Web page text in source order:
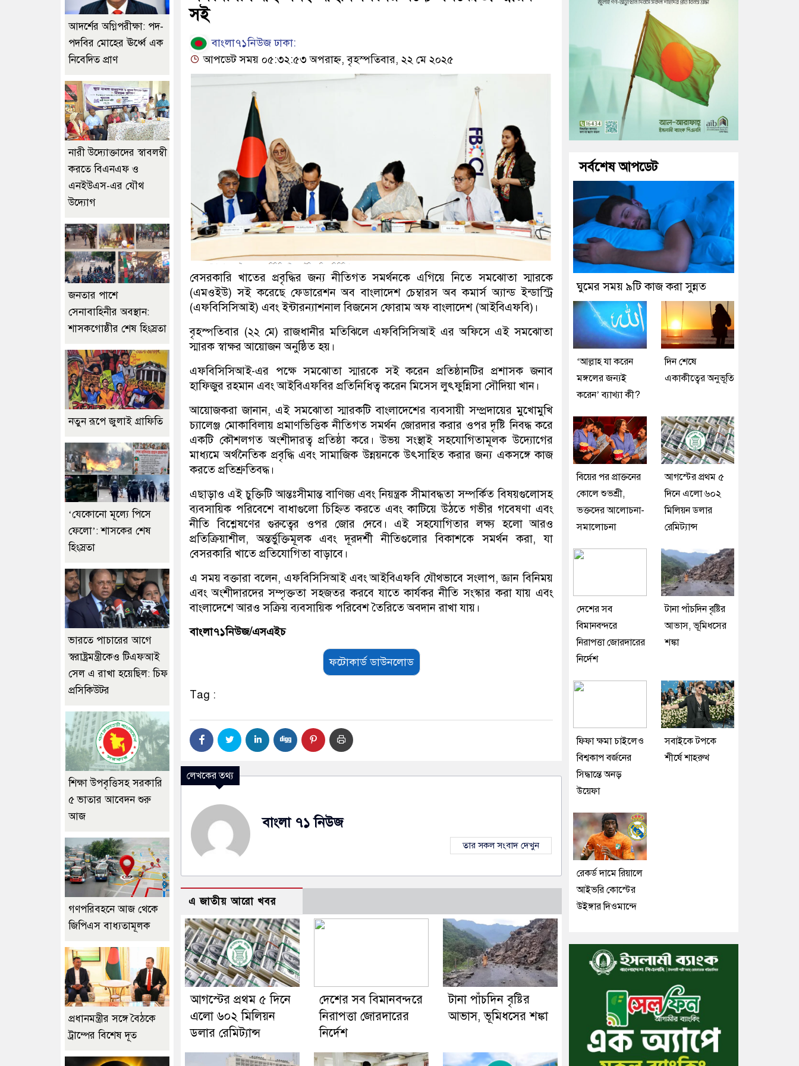
সই
বাংলা৭১নিউজ ঢাকা:
আপডেট সময় ০৫:৩২:৫৩ অপরাহ্ন, বৃহস্পতিবার, ২২ মে ২০২৫
বেসরকারি খাতের প্রবৃদ্ধির জন্য নীতিগত সমর্থনকে এগিয়ে নিতে সমঝোতা স্মারকে
(এমওইউ) সই করেছে ফেডারেশন অব বাংলাদেশ চেম্বারস অব কমার্স অ্যান্ড ইন্ডাস্ট্রি
(এফবিসিসিআই) এবং ইন্টারন্যাশনাল বিজনেস ফোরাম অফ বাংলাদেশ (আইবিএফবি)।
বৃহস্পতিবার (২২ মে) রাজধানীর মতিঝিলে এফবিসিসিআই এর অফিসে এই সমঝোতা
স্মারক স্বাক্ষর আয়োজন অনুষ্ঠিত হয়।
এফবিসিসিআই-এর পক্ষে সমঝোতা স্মারকে সই করেন প্রতিষ্ঠানটির প্রশাসক জনাব
হাফিজুর রহমান এবং আইবিএফবির প্রতিনিধিত্ব করেন মিসেস লুৎফুন্নিসা সৌদিয়া খান।
আয়োজকরা জানান, এই সমঝোতা স্মারকটি বাংলাদেশের ব্যবসায়ী সম্প্রদায়ের মুখোমুখি
চ্যালেঞ্জ মোকাবিলায় প্রমাণভিত্তিক নীতিগত সমর্থন জোরদার করার ওপর দৃষ্টি নিবদ্ধ করে
একটি কৌশলগত অংশীদারত্ব প্রতিষ্ঠা করে। উভয় সংস্থাই সহযোগিতামূলক উদ্যোগের
মাধ্যমে অর্থনৈতিক প্রবৃদ্ধি এবং সামাজিক উন্নয়নকে উৎসাহিত করার জন্য একসঙ্গে কাজ
করতে প্রতিশ্রুতিবদ্ধ।
এছাড়াও এই চুক্তিটি আন্তঃসীমান্ত বাণিজ্য এবং নিয়ন্ত্রক সীমাবদ্ধতা সম্পর্কিত বিষয়গুলোসহ
ব্যবসায়িক পরিবেশে বাধাগুলো চিহ্নিত করতে এবং কাটিয়ে উঠতে গভীর গবেষণা এবং
নীতি বিশ্লেষণের গুরুত্বের ওপর জোর দেবে। এই সহযোগিতার লক্ষ্য হলো আরও
প্রতিক্রিয়াশীল, অন্তর্ভুক্তিমূলক এবং দূরদর্শী নীতিগুলোর বিকাশকে সমর্থন করা, যা
বেসরকারি খাতে প্রতিযোগিতা বাড়াবে।
এ সময় বক্তারা বলেন, এফবিসিসিআই এবং আইবিএফবি যৌথভাবে সংলাপ, জ্ঞান বিনিময়
এবং অংশীদারদের সম্পৃক্ততা সহজতর করবে যাতে কার্যকর নীতি সংস্কার করা যায় এবং
বাংলাদেশে আরও সক্রিয় ব্যবসায়িক পরিবেশ তৈরিতে অবদান রাখা যায়।
বাংলা৭১নিউজ/এসএইচ
ফটোকার্ড ডাউনলোড
Tag :
লেখকের তথ্য
বাংলা ৭১ নিউজ
তার সকল সংবাদ দেখুন
এ জাতীয় আরো খবর
আগস্টের প্রথম ৫ দিনে
এলো ৬০২ মিলিয়ন
ডলার রেমিট্যান্স
দেশের সব বিমানবন্দরে
নিরাপত্তা জোরদারের
নির্দেশ
টানা পাঁচদিন বৃষ্টির
আভাস, ভূমিধসের শঙ্কা
আদর্শের অগ্নিপরীক্ষা: পদ-
পদবির মোহের ঊর্ধ্বে এক
নিবেদিত প্রাণ
নারী উদ্যোক্তাদের স্বাবলম্বী
করতে বিএনএফ ও
এনইউএস-এর যৌথ
উদ্যোগ
জনতার পাশে
সেনাবাহিনীর অবস্থান:
শাসকগোষ্ঠীর শেষ হিংস্রতা
নতুন রূপে জুলাই গ্রাফিতি
‘যেকোনো মূল্যে পিসে
ফেলো’: শাসকের শেষ
হিংস্রতা
ভারতে পাচারের আগে
স্বরাষ্ট্রমন্ত্রীকেও টিএফআই
সেল এ রাখা হয়েছিল: চিফ
প্রসিকিউটর
শিক্ষা উপবৃত্তিসহ সরকারি
৫ ভাতার আবেদন শুরু
আজ
গণপরিবহনে আজ থেকে
জিপিএস বাধ্যতামূলক
প্রধানমন্ত্রীর সঙ্গে বৈঠকে
ট্রাম্পের বিশেষ দূত
সর্বশেষ আপডেট
ঘুমের সময় ৯টি কাজ করা সুন্নত
‘আল্লাহ যা করেন
মঙ্গলের জন্যই
করেন’ ব্যাখ্যা কী?
দিন শেষে
একাকীত্বের অনুভূতি
বিয়ের পর প্রাক্তনের
কোলে শুভশ্রী,
ভক্তদের আলোচনা-
সমালোচনা
আগস্টের প্রথম ৫
দিনে এলো ৬০২
মিলিয়ন ডলার
রেমিট্যান্স
দেশের সব
বিমানবন্দরে
নিরাপত্তা জোরদারের
নির্দেশ
টানা পাঁচদিন বৃষ্টির
আভাস, ভূমিধসের
শঙ্কা
ফিফা ক্ষমা চাইলেও
বিশ্বকাপ বর্জনের
সিদ্ধান্তে অনড়
উয়েফা
সবাইকে টপকে
শীর্ষে শাহরুখ
রেকর্ড দামে রিয়ালে
আইভরি কোস্টের
উইঙ্গার দিওমান্দে